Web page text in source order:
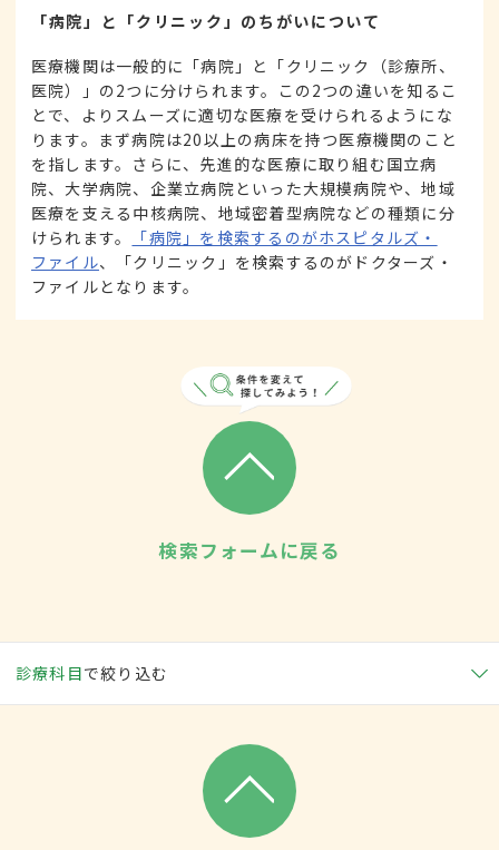
「病院」と「クリニック」のちがいについて
医療機関は一般的に「病院」と「クリニック（診療所、
医院）」の2つに分けられます。この2つの違いを知るこ
とで、よりスムーズに適切な医療を受けられるようにな
ります。まず病院は20以上の病床を持つ医療機関のこと
を指します。さらに、先進的な医療に取り組む国立病
院、大学病院、企業立病院といった大規模病院や、地域
医療を支える中核病院、地域密着型病院などの種類に分
けられます。
「病院」を検索するのがホスピタルズ・
ファイル、「クリニック」を検索するのがドクターズ・
ファイルとなります。
検索フォームに戻る
診療科目で絞り込む